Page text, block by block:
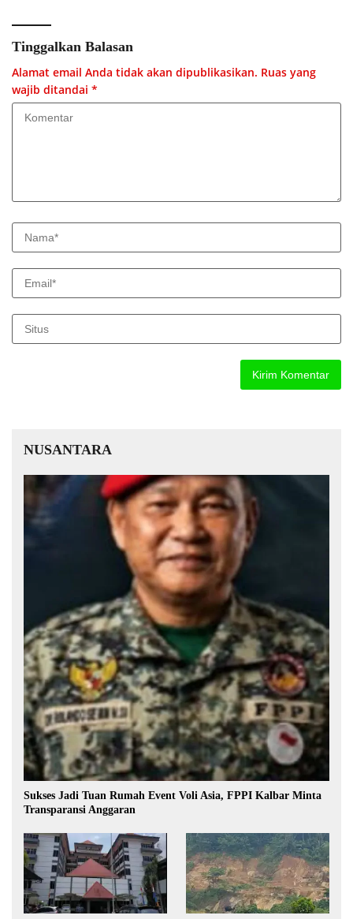
Tinggalkan Balasan
Alamat email Anda tidak akan dipublikasikan. Ruas yang
wajib ditandai *
NUSANTARA
Sukses Jadi Tuan Rumah Event Voli Asia, FPPI Kalbar Minta
Transparansi Anggaran